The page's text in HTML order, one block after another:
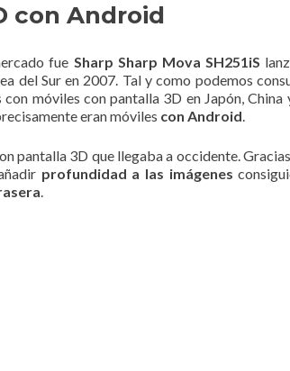
con Android
fue Sharp Sharp Mova SH251iS
del Sur en 2007. Tal y como podemos
móviles con pantalla 3D en Japón, China
eran móviles con Android.
pantalla 3D que llegaba a occidente.
profundidad a las imágenes
.